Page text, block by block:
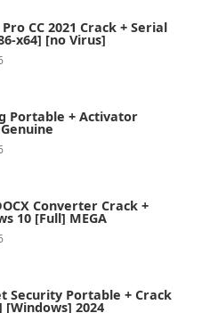
CC 2021 Crack + Serial
x64] [no Virus]
Portable + Activator
Converter Crack +
10 [Full] MEGA
Security Portable + Crack
2024